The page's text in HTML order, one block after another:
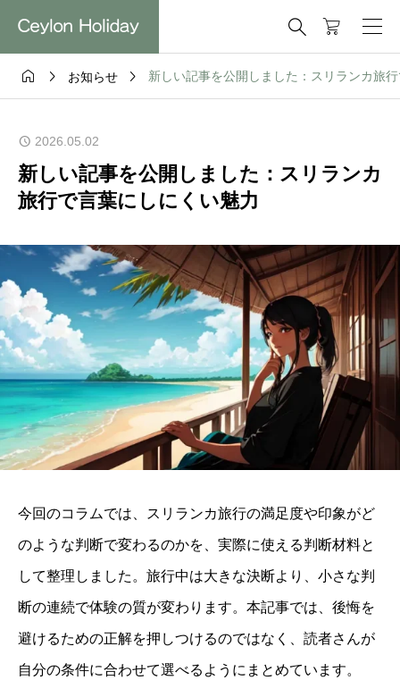

  お知らせ  新しい記事を公開しました：スリランカ旅
2026.05.02
新しい記事を公開しました：スリランカ
旅行で言葉にしにくい魅力
今回のコラムでは、スリランカ旅行の満足度や印象がど
のような判断で変わるのかを、実際に使える判断材料と
して整理しました。旅行中は大きな決断より、小さな判
断の連続で体験の質が変わります。本記事では、後悔を
避けるための正解を押しつけるのではなく、読者さんが
自分の条件に合わせて選べるようにまとめています。